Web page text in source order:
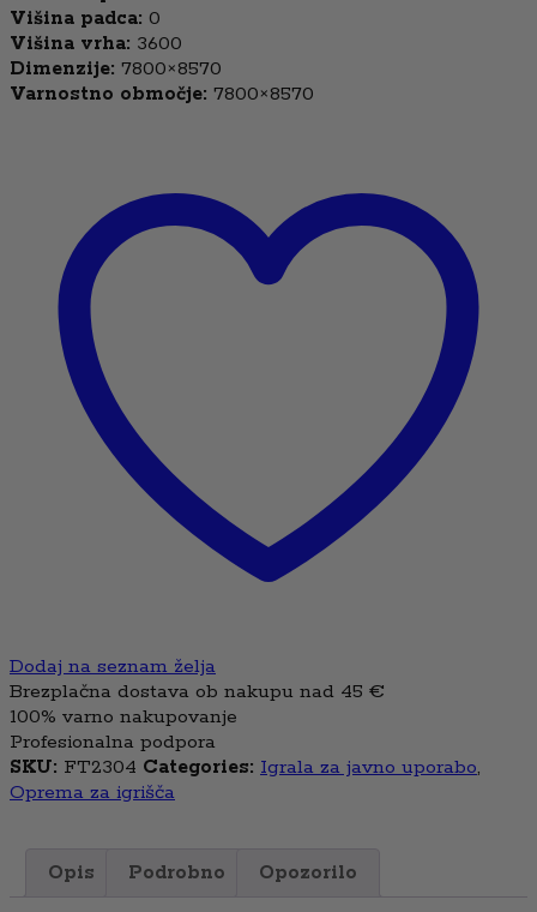
Višina padca: 0
Višina vrha: 3600
Dimenzije: 7800×8570
Varnostno območje: 7800×8570
Dodaj na seznam želja
Brezplačna dostava ob nakupu nad 45 €
100% varno nakupovanje
Profesionalna podpora
SKU: FT2304 Categories: Igrala za javno uporabo,
Oprema za igrišča
Opis Podrobno Opozorilo